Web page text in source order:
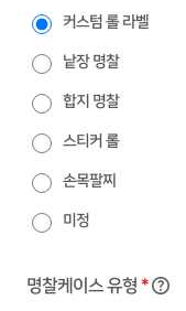
커스텀 롤 라벨
낱장 명찰
합지 명찰
스티커 롤
손목팔찌
미정
명찰케이스 유형*